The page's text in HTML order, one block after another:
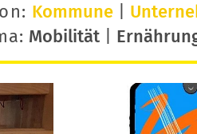
Kommune|
Mobilität